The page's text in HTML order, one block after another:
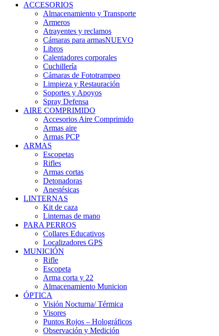
ACCESORIOS
Almacenamiento y Transporte
Armeros
Atrayentes y reclamos
Cámaras para armasNUEVO
Libros
Calentadores corporales
Cuchillería
Cámaras de Fototrampeo
Limpieza y Restauración
Soportes y Apoyos
Spray Defensa
AIRE COMPRIMIDO
Accesorios Aire Comprimido
Armas aire
Armas PCP
ARMAS
Escopetas
Rifles
Armas cortas
Detonadoras
Anestésicas
LINTERNAS
Kit de caza
Linternas de mano
PARA PERROS
Collares Educativos
Localizadores GPS
MUNICIÓN
Rifle
Escopeta
Arma corta y 22
Almacenamiento Municion
ÓPTICA
Visión Nocturna/ Térmica
Visores
Puntos Rojos – Holográficos
Observación y Medición